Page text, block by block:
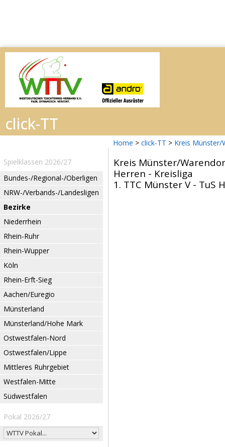
Home > click-TT > Kreis
Spielklassen 2026/27
Bundes-/Regional-/Oberligen
NRW-/Verbands-/Landesligen
Bezirke
Niederrhein
Rhein-Ruhr
Rhein-Wupper
Köln
Rhein-Erft-Sieg
Aachen/Euregio
Münsterland
Münsterland/Hohe Mark
Ostwestfalen-Nord
Ostwestfalen/Lippe
Mittleres Ruhrgebiet
Westfalen-Mitte
Südwestfalen
Pokal 2026/27
Kreis Münster/
Herren - Kreisliga
1. TTC Münster V - TuS